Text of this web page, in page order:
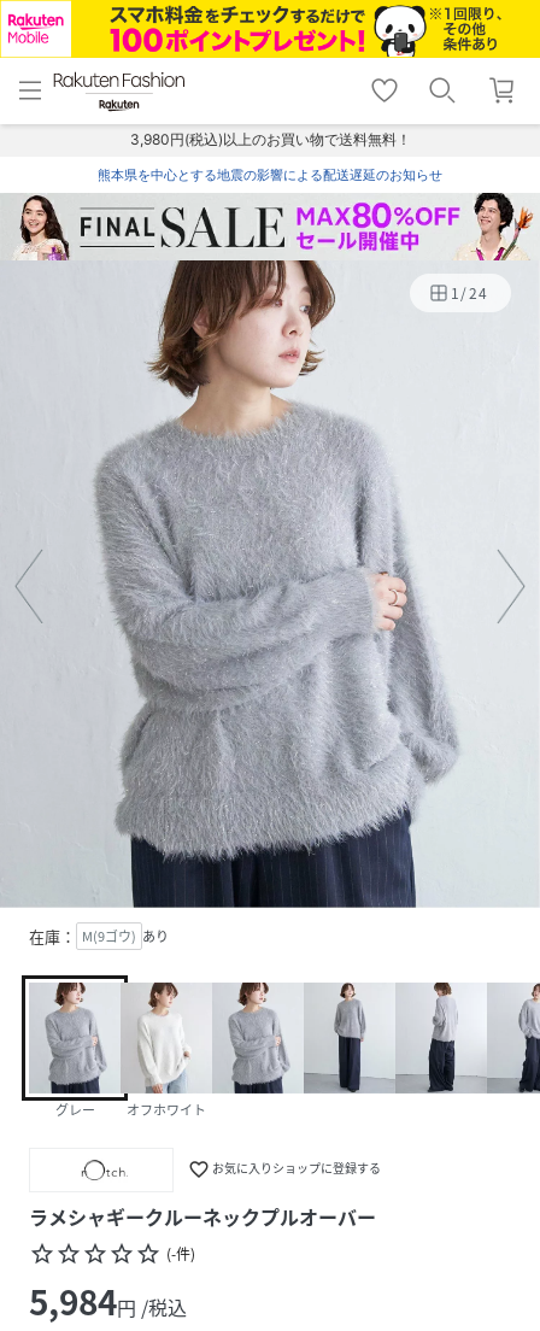
menu home
トップ
shopping_cart lock_outline
ログイン
3,980円(税込)以上のお買い物で送料無料！
熊本県を中心とする地震の影響による配送遅延のお知らせ
1/24
在庫： M(9ゴウ) あり
グレー オフホワイト
favorite_border お気に入りショップに登録する
ラメシャギークルーネックプルオーバー
star_borderstar_borderstar_borderstar_borderstar_border (-件)
5,984円 /税込